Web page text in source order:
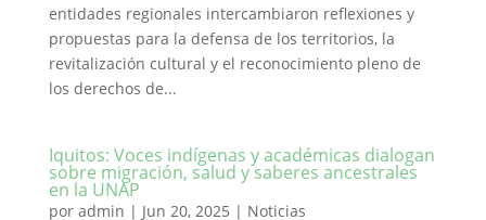
entidades regionales intercambiaron reflexiones y
propuestas para la defensa de los territorios, la
revitalización cultural y el reconocimiento pleno de
los derechos de...
Iquitos: Voces indígenas y académicas dialogan
sobre migración, salud y saberes ancestrales
en la UNAP
por admin | Jun 20, 2025 | Noticias